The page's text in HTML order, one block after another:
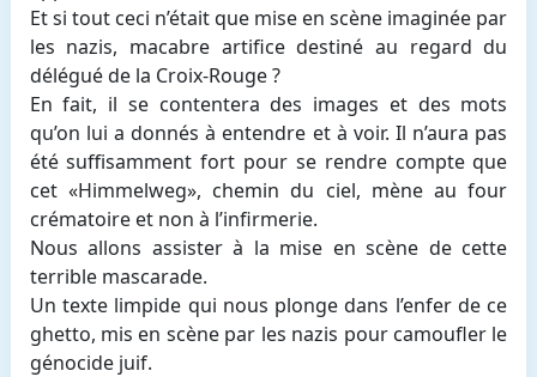
Et si tout ceci n’était que mise en scène imaginée par
les nazis, macabre artifice destiné au regard du
délégué de la Croix-Rouge ?
En fait, il se contentera des images et des mots
qu’on lui a donnés à entendre et à voir. Il n’aura pas
été suffisamment fort pour se rendre compte que
cet «Himmelweg», chemin du ciel, mène au four
crématoire et non à l’infirmerie.
Nous allons assister à la mise en scène de cette
terrible mascarade.
Un texte limpide qui nous plonge dans l’enfer de ce
ghetto, mis en scène par les nazis pour camoufler le
génocide juif.